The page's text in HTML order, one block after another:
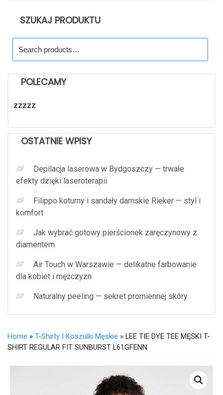
SZUKAJ PRODUKTU
for:
POLECAMY
zzzzz
OSTATNIE WPISY
Depilacja laserowa w Bydgoszczy — trwałe
efekty dzięki laseroterapii
Filippo koturny i sandały damskie Rieker — styl i
komfort
Jak wybrać gotowy pierścionek zaręczynowy z
diamentem
Air Touch w Warszawie — delikatne farbowanie
dla kobiet i mężczyzn
Naturalny peeling — sekret promiennej skóry
Home » T-Shirty I Koszulki Męskie » LEE TIE DYE TEE MĘSKI T-
SHIRT REGULAR FIT SUNBURST L61GFENN